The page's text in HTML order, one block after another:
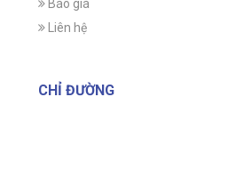
Báo giá
Liên hệ
CHỈ ĐƯỜNG